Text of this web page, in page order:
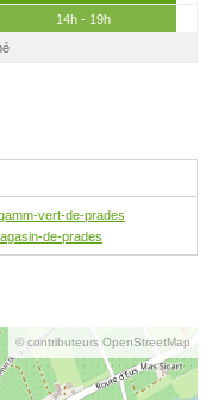
14h - 19h
vert-de-prades
de-prades
© contributeurs OpenStreetMap